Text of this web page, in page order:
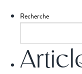
Recherche